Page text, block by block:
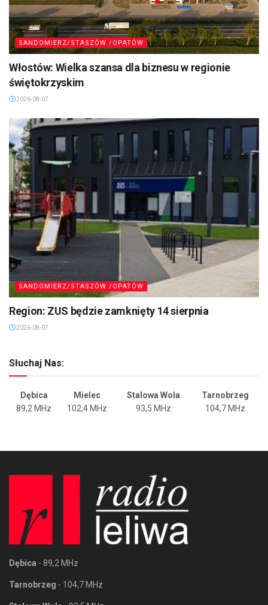
SANDOMIERZ/STASZÓW /OPATÓW
Włostów: Wielka szansa dla biznesu w regionie
świętokrzyskim
2026-08-07
SANDOMIERZ/STASZÓW /OPATÓW
Region: ZUS będzie zamknięty 14 sierpnia
2026-08-07
Słuchaj Nas:
Dębica Mielec Stalowa Wola
Tarnobrzeg
89,2 MHz
102,4 MHz 93,5 MHz 104,7 MHz
Dębica - 89,2 MHz
Tarnobrzeg - 104,7 MHz